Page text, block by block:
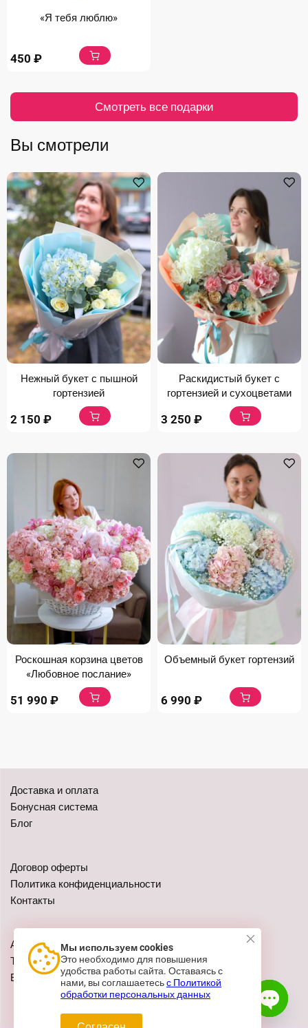
«Я тебя люблю»
450 ₽
Смотреть все подарки
Вы смотрели
Нежный букет с пышной
гортензией
2 150 ₽
Раскидистый букет с
гортензией и сухоцветами
3 250 ₽
Роскошная корзина цветов
«Любовное послание»
51 990 ₽
Объемный букет гортензий
6 990 ₽
Доставка и оплата
Бонусная система
Блог
Договор оферты
Политика конфиденциальности
Контакты
Адреса: г. Казань, ул. Чистопольская 79
Телефон:+7 (962) 555-41-02
E-mail:zakaz@festivalshop.ru
Мы используем cookies
Это необходимо для повышения
удобства работы сайта. Оставаясь с
нами, вы соглашаетесьс Политикой
обработки персональных данных